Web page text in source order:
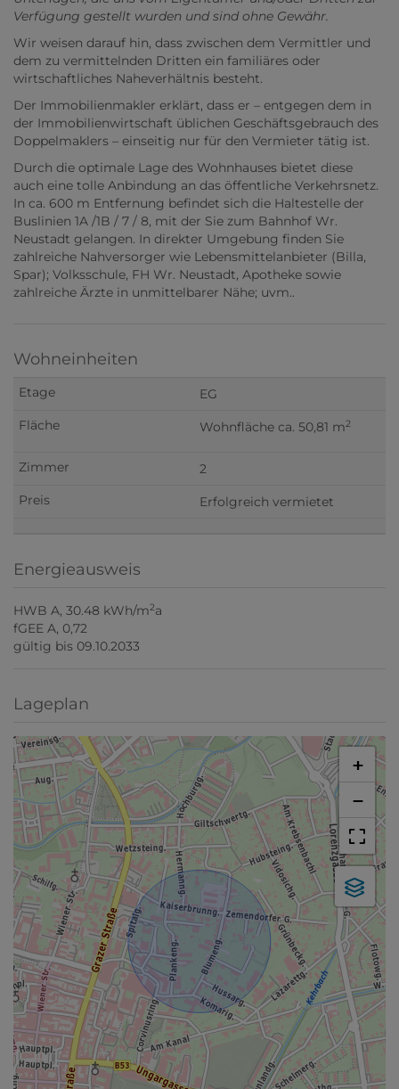
Verfügung gestellt wurden und sind ohne Gewähr.
Wir weisen darauf hin, dass zwischen dem Vermittler und
dem zu vermittelnden Dritten ein familiäres oder
wirtschaftliches Naheverhältnis besteht.
Der Immobilienmakler erklärt, dass er – entgegen dem in
der Immobilienwirtschaft üblichen Geschäftsgebrauch des
Doppelmaklers – einseitig nur für den Vermieter tätig ist.
Durch die optimale Lage des Wohnhauses bietet diese
auch eine tolle Anbindung an das öffentliche Verkehrsnetz.
In ca. 600 m Entfernung befindet sich die Haltestelle der
Buslinien 1A /1B / 7 / 8, mit der Sie zum Bahnhof Wr.
Neustadt gelangen. In direkter Umgebung finden Sie
zahlreiche Nahversorger wie Lebensmittelanbieter (Billa,
Spar); Volksschule, FH Wr. Neustadt, Apotheke sowie
zahlreiche Ärzte in unmittelbarer Nähe; uvm..
Wohneinheiten
EG
Wohnfläche ca. 50,81 m2
2
Erfolgreich vermietet
Energieausweis
HWB A, 30.48 kWh/m2a
fGEE A, 0,72
gültig bis 09.10.2033
Lageplan
+
−